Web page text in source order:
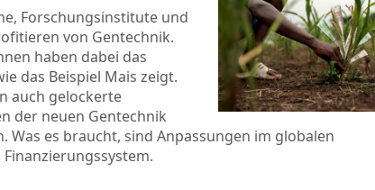
Forschungsinstitute und
von Gentechnik.
haben dabei das
das Beispiel Mais zeigt.
auch gelockerte
der neuen Gentechnik
Was es braucht, sind Anpassungen im globalen
Finanzierungssystem.